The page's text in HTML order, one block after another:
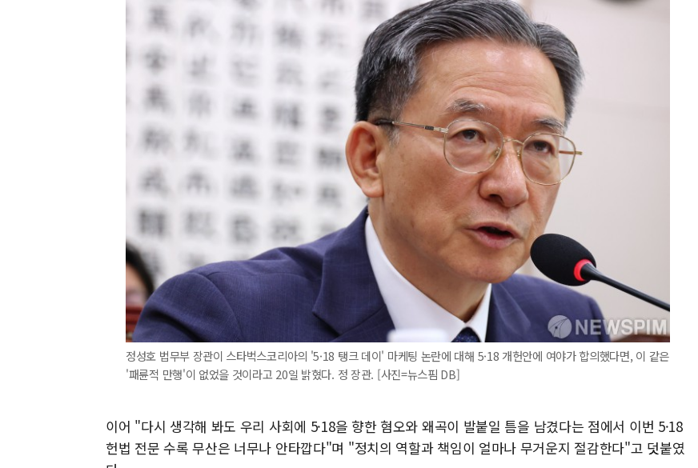
정성호 법무부 장관이 스타벅스코리아의 '5·18 탱크 데이' 마케팅 논란에 대해 5·18 개헌안에 여야가 합의했다면, 이 같은
'패륜적 만행'이 없었을 것이라고 20일 밝혔다. 정 장관. [사진=뉴스핌 DB]
이어 "다시 생각해 봐도 우리 사회에 5·18을 향한 혐오와 왜곡이 발붙일 틈을 남겼다는 점에서 이번 5·18
헌법 전문 수록 무산은 너무나 안타깝다"며 "정치의 역할과 책임이 얼마나 무거운지 절감한다"고 덧붙였